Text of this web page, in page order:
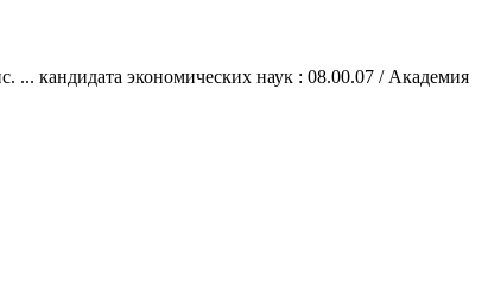
... кандидата экономических наук : 08.00.07 / Академия